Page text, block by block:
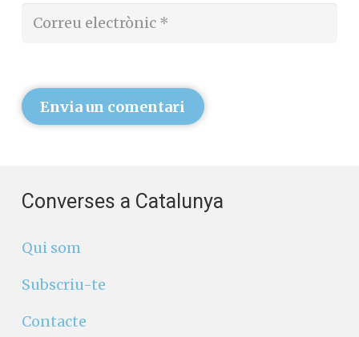
Envia un comentari
Converses a Catalunya
Qui som
Subscriu-te
Contacte